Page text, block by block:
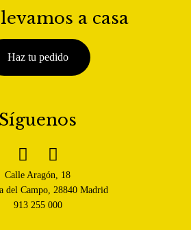
a casa
Haz tu pedido
Síguenos
 
Calle Aragón, 18
del Campo, 28840 Madrid
913 255 000